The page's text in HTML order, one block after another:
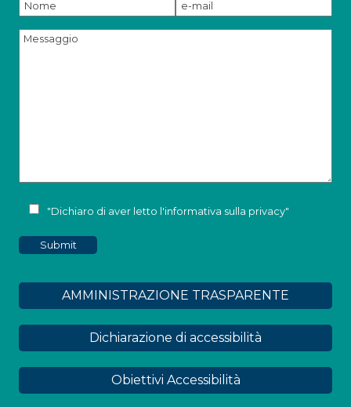
"Dichiaro di aver letto l'informativa sulla privacy"
AMMINISTRAZIONE TRASPARENTE
Dichiarazione di accessibilità
Obiettivi Accessibilità